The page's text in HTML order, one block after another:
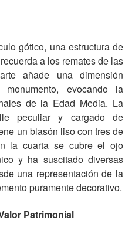
gótico, una estructura de
a los remates de las
añade una dimensión
evocando la
de la Edad Media. La
peculiar y cargado de
un blasón liso con tres de
la cuarta se cubre el ojo
y ha suscitado diversas
una representación de la
puramente decorativo.
Patrimonial